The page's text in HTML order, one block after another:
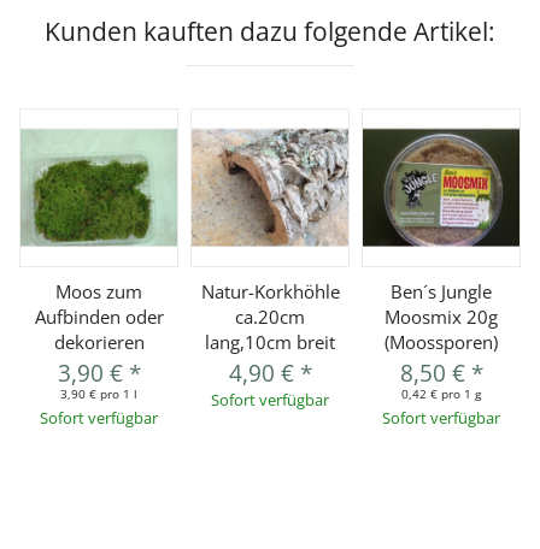
Kunden kauften dazu folgende Artikel:
Moos zum
Aufbinden oder
dekorieren
3,90 € *
3,90 € pro 1 l
Sofort verfügbar
Natur-Korkhöhle
ca.20cm
lang,10cm breit
4,90 € *
Sofort verfügbar
Ben´s Jungle
Moosmix 20g
(Moossporen)
8,50 € *
0,42 € pro 1 g
Sofort verfügbar